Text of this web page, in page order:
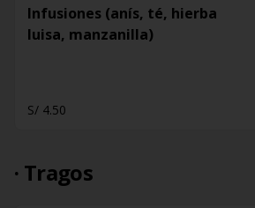
Infusiones (anís, té, hierba
luisa, manzanilla)
S/ 4.50
· Tragos